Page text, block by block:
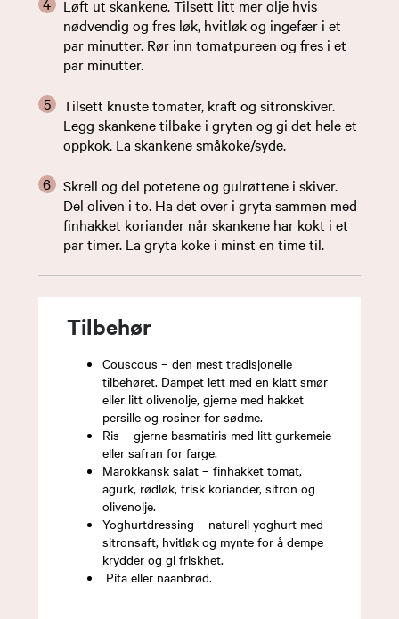
Løft ut skankene. Tilsett litt mer olje hvis
nødvendig og fres løk, hvitløk og ingefær i et
par minutter. Rør inn tomatpureen og fres i et
par minutter.
Tilsett knuste tomater, kraft og sitronskiver.
Legg skankene tilbake i gryten og gi det hele et
oppkok. La skankene småkoke/syde.
Skrell og del potetene og gulrøttene i skiver.
Del oliven i to. Ha det over i gryta sammen med
finhakket koriander når skankene har kokt i et
par timer. La gryta koke i minst en time til.
Tilbehør
Couscous – den mest tradisjonelle
tilbehøret. Dampet lett med en klatt smør
eller litt olivenolje, gjerne med hakket
persille og rosiner for sødme.
Ris – gjerne basmatiris med litt gurkemeie
eller safran for farge.
Marokkansk salat – finhakket tomat,
agurk, rødløk, frisk koriander, sitron og
olivenolje.
Yoghurtdressing – naturell yoghurt med
sitronsaft, hvitløk og mynte for å dempe
krydder og gi friskhet.
Pita eller naanbrød.